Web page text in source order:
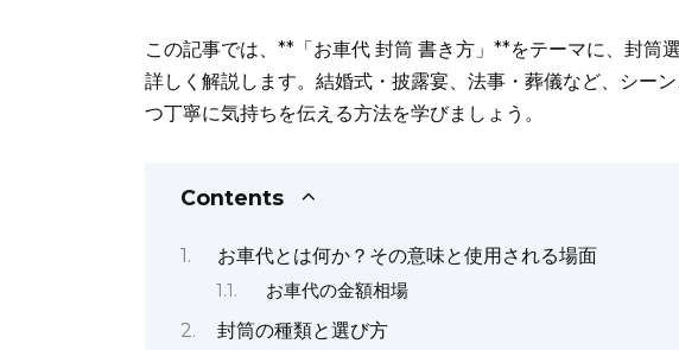
o
o
k
p
p
n n
k
この記事では、**「お車代 封筒 書き方」**をテーマに、封筒
詳しく解説します。結婚式・披露宴、法事・葬儀など、シー
つ丁寧に気持ちを伝える方法を学びましょう。
Contents
お車代とは何か？その意味と使用される場面
お車代の金額相場
封筒の種類と選び方